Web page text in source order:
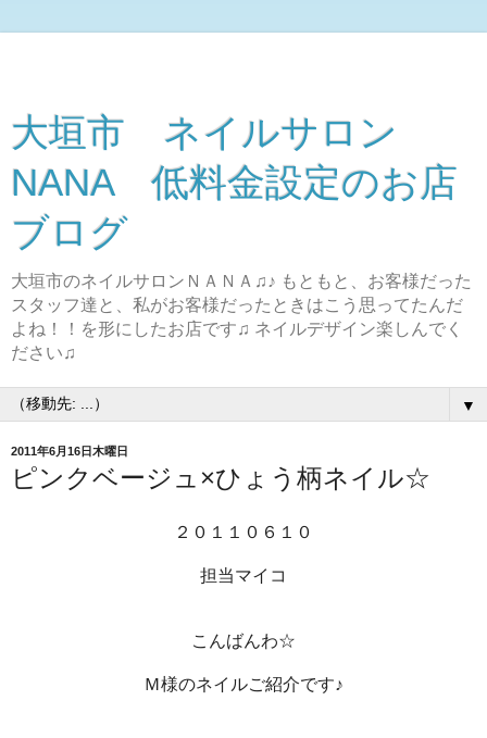
大垣市 ネイルサロン
NANA 低料金設定のお店
ブログ
大垣市のネイルサロンＮＡＮＡ♫♪ もともと、お客様だった
スタッフ達と、私がお客様だったときはこう思ってたんだ
よね！！を形にしたお店です♫ ネイルデザイン楽しんでく
ださい♫
▼
2011年6月16日木曜日
ピンクベージュ×ひょう柄ネイル☆
２０１１０６１０
担当マイコ
こんばんわ☆
Ｍ様のネイルご紹介です♪